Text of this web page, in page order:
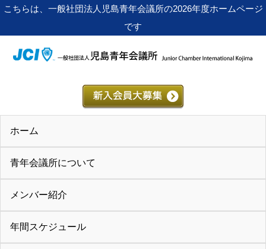
こちらは、一般社団法人児島青年会議所の2026年度ホームページ
です
ホーム
青年会議所について
メンバー紹介
年間スケジュール